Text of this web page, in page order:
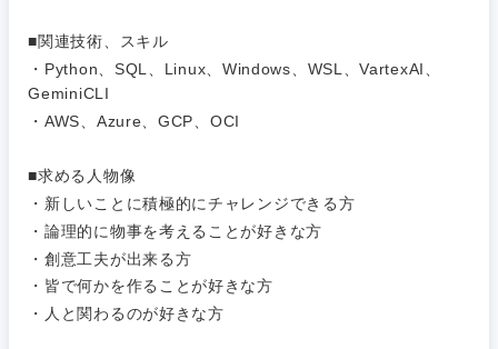
■関連技術、スキル
・Python、SQL、Linux、Windows、WSL、VartexAI、
GeminiCLI
・AWS、Azure、GCP、OCI
■求める人物像
・新しいことに積極的にチャレンジできる方
・論理的に物事を考えることが好きな方
・創意工夫が出来る方
・皆で何かを作ることが好きな方
・人と関わるのが好きな方
くり）
金融専門
職
メディカ
不動産専
門職
建設・施
事務職
その他
広告・宣伝・印刷
マスメディア
エンターテイメント
法律・特許事務所・監査法人
人材・アウトソーシング
関東地方
茨城県 栃木県
群馬県